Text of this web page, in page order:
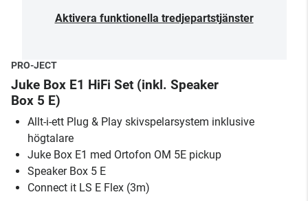
Aktivera funktionella tredjepartstjänster
PRO-JECT
Juke Box E1 HiFi Set (inkl. Speaker
Box 5 E)
Allt-i-ett Plug & Play skivspelarsystem inklusive
högtalare
Juke Box E1 med Ortofon OM 5E pickup
Speaker Box 5 E
Connect it LS E Flex (3m)